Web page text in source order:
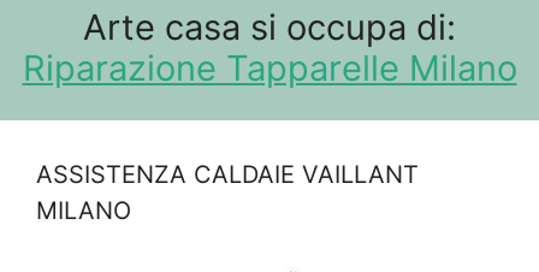
Arte casa si occupa di:
Riparazione Tapparelle Milano
ASSISTENZA CALDAIE VAILLANT
MILANO